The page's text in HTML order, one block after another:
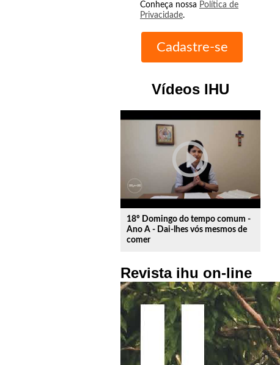
Conheça nossa Política de
Privacidade.
Vídeos IHU
play_circle_outline
18º Domingo do tempo comum -
Ano A - Dai-lhes vós mesmos de
comer
Revista ihu on-line